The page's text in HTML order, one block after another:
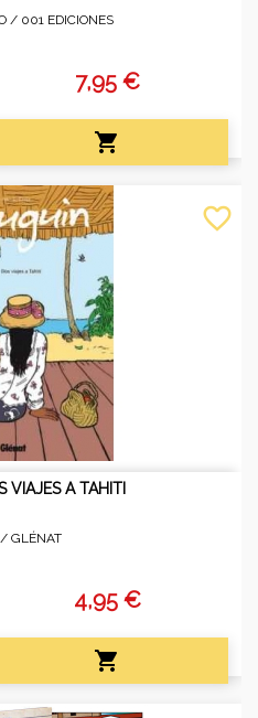
/ 001 EDICIONES
7,95 €

VIAJES A TAHITI
/ GLÉNAT
4,95 €

favorite_border